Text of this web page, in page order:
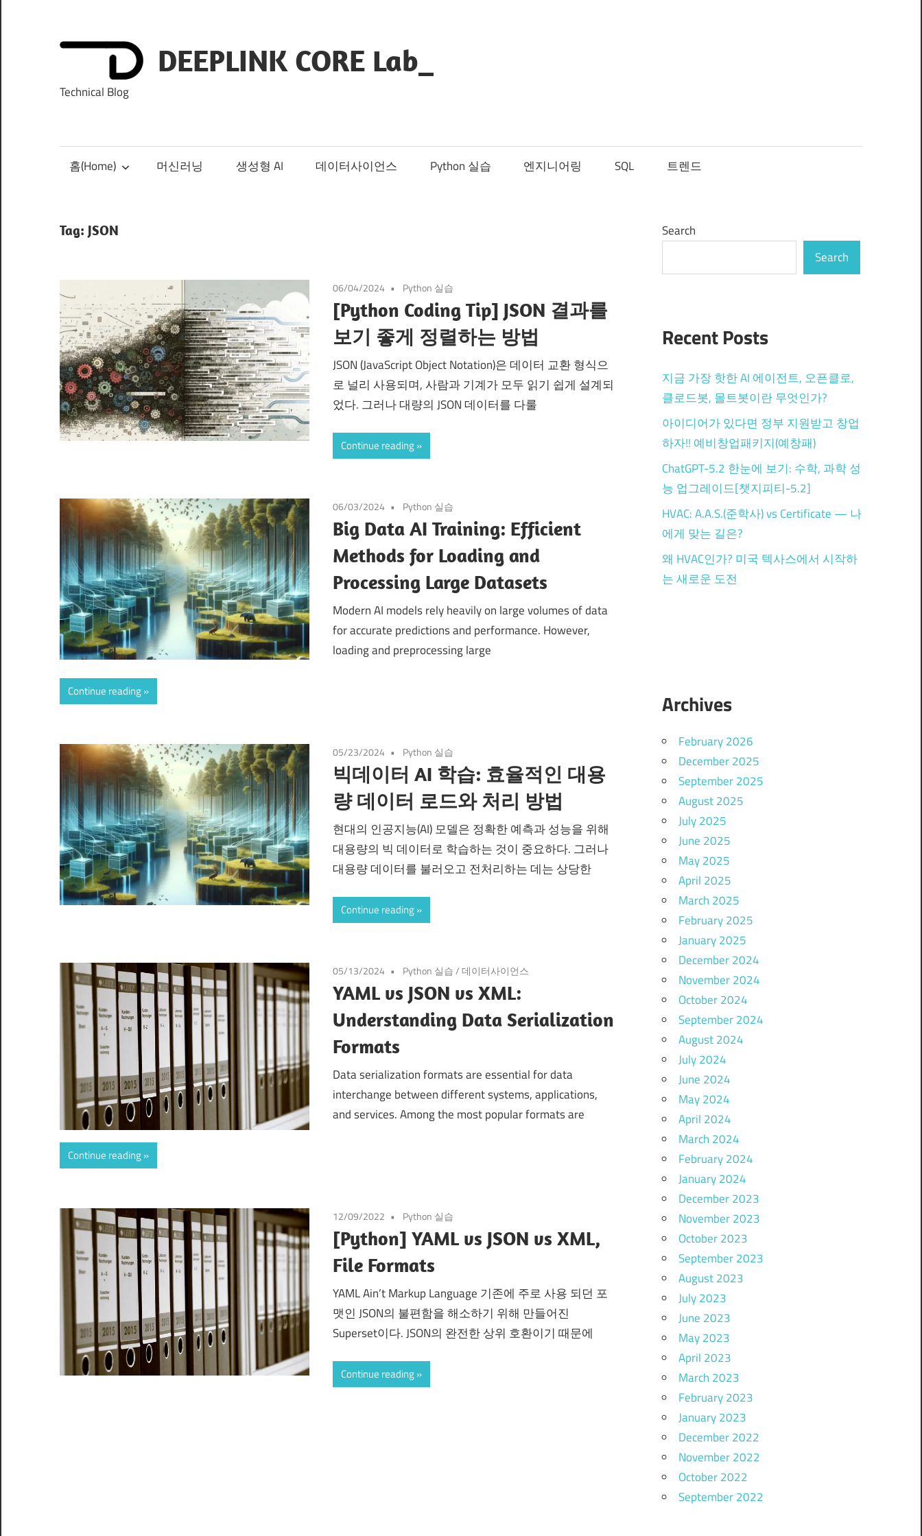
content
DEEPLINK CORE Lab_
Technical Blog
홈(Home) 머신러닝 생성형 AI 데이터사이언스 Python 실습 엔지니어링 SQL 트렌드
Tag: JSON
06/04/2024 Python 실습
[Python Coding Tip] JSON 결과를
보기 좋게 정렬하는 방법
JSON (JavaScript Object Notation)은 데이터 교환 형식으
로 널리 사용되며, 사람과 기계가 모두 읽기 쉽게 설계되
었다. 그러나 대량의 JSON 데이터를 다룰
Continue reading
06/03/2024 Python 실습
Big Data AI Training: Efficient
Methods for Loading and
Processing Large Datasets
Modern AI models rely heavily on large volumes of data
for accurate predictions and performance. However,
loading and preprocessing large
Continue reading
05/23/2024 Python 실습
빅데이터 AI 학습: 효율적인 대용
량 데이터 로드와 처리 방법
현대의 인공지능(AI) 모델은 정확한 예측과 성능을 위해
대용량의 빅 데이터로 학습하는 것이 중요하다. 그러나
대용량 데이터를 불러오고 전처리하는 데는 상당한
Continue reading
05/13/2024 Python 실습/데이터사이언스
YAML vs JSON vs XML:
Understanding Data Serialization
Formats
Data serialization formats are essential for data
interchange between different systems, applications,
and services. Among the most popular formats are
Continue reading
12/09/2022 Python 실습
[Python] YAML vs JSON vs XML,
File Formats
YAML Ain’t Markup Language 기존에 주로 사용 되던 포
맷인 JSON의 불편함을 해소하기 위해 만들어진
Superset이다. JSON의 완전한 상위 호환이기 때문에
Continue reading
Search
Search
Recent Posts
지금 가장 핫한 AI 에이전트, 오픈클로,
클로드봇, 몰트봇이란 무엇인가?
아이디어가 있다면 정부 지원받고 창업
하자!! 예비창업패키지(예창패)
ChatGPT-5.2 한눈에 보기: 수학, 과학 성
능 업그레이드[챗지피티-5.2]
HVAC: A.A.S.(준학사) vs Certificate — 나
에게 맞는 길은?
왜 HVAC인가? 미국 텍사스에서 시작하
는 새로운 도전
Archives
February 2026
December 2025
September 2025
August 2025
July 2025
June 2025
May 2025
April 2025
March 2025
February 2025
January 2025
December 2024
November 2024
October 2024
September 2024
August 2024
July 2024
June 2024
May 2024
April 2024
March 2024
February 2024
January 2024
December 2023
November 2023
October 2023
September 2023
August 2023
July 2023
June 2023
May 2023
April 2023
March 2023
February 2023
January 2023
December 2022
November 2022
October 2022
September 2022